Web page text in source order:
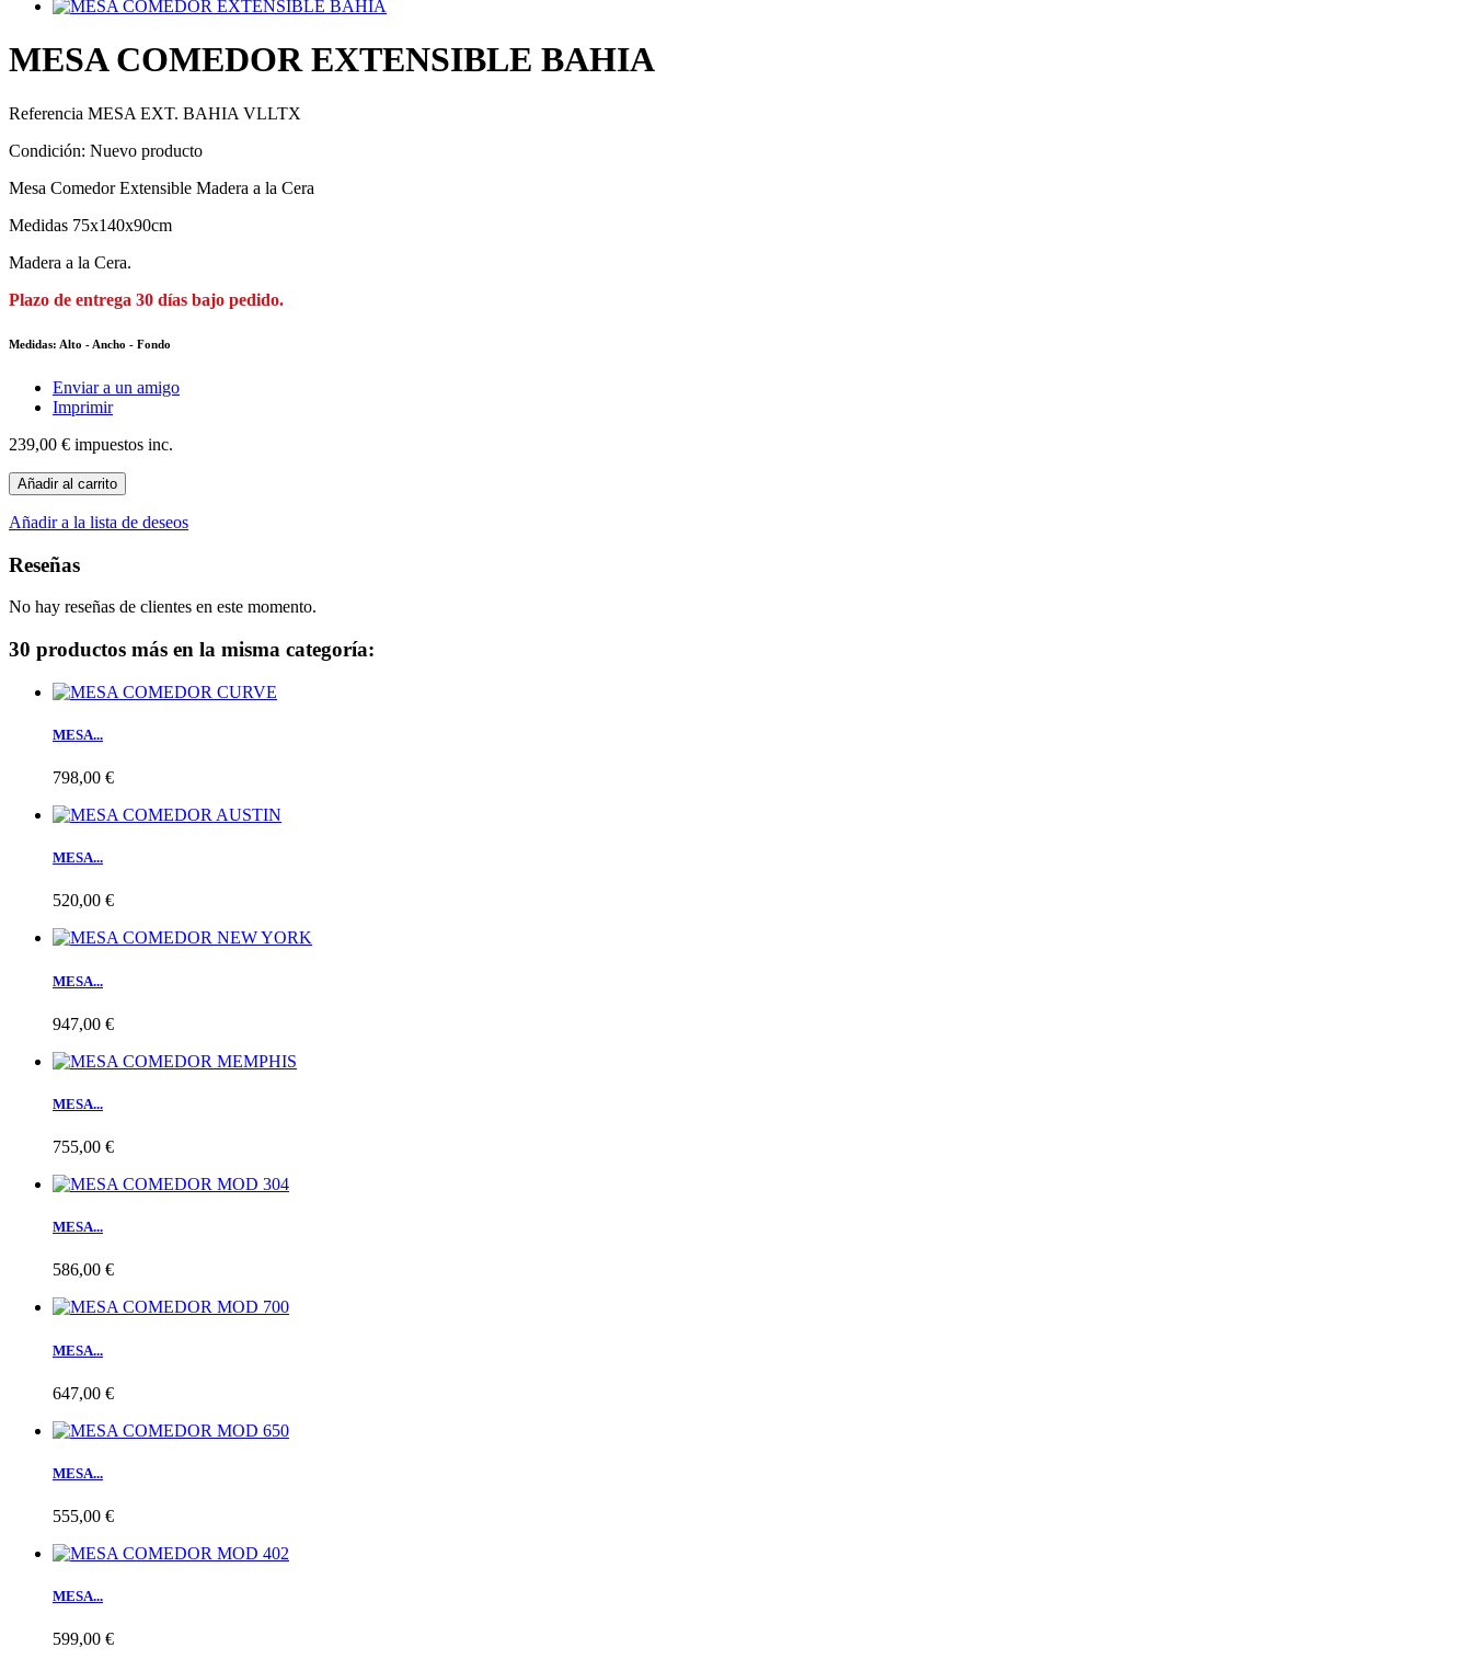
MESA COMEDOR EXTENSIBLE BAHIA
Referencia MESA EXT. BAHIA VLLTX
Condición: Nuevo producto
Mesa Comedor Extensible Madera a la Cera
Medidas 75x140x90cm
Madera a la Cera.
Plazo de entrega 30 días bajo pedido.
Medidas: Alto - Ancho - Fondo
Enviar a un amigo
Imprimir
239,00 € impuestos inc.
Añadir al carrito
Añadir a la lista de deseos
Reseñas
No hay reseñas de clientes en este momento.
30 productos más en la misma categoría:
MESA...
798,00 €
MESA...
520,00 €
MESA...
947,00 €
MESA...
755,00 €
MESA...
586,00 €
MESA...
647,00 €
MESA...
555,00 €
MESA...
599,00 €